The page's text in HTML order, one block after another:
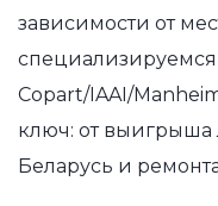
зависимости от
Copart/IAAI/
ключ: от выигрыша
Беларусь и